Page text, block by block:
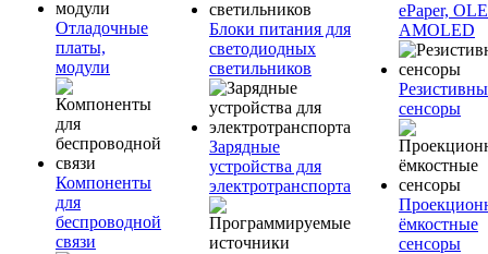
Отладочные
платы,
модули
Компоненты
для
беспроводной
связи
Блоки питания для
светодиодных
светильников
Зарядные
устройства для
электротранспорта
ePaper,
AMOLED
сенсоры
ёмкостные
сенсоры